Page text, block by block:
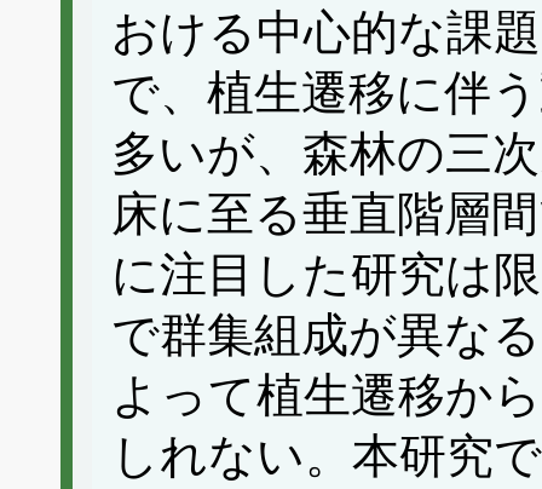
おける中心的な課
で、植生遷移に伴
多いが、森林の三
床に至る垂直階層
に注目した研究は
で群集組成が異な
よって植生遷移か
しれない。本研究